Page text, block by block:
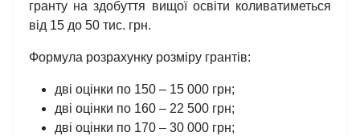
гранту на здобуття вищої освіти коливатиметься
від 15 до 50 тис. грн.
Формула розрахунку розміру грантів:
дві оцінки по 150 – 15 000 грн;
дві оцінки по 160 – 22 500 грн;
дві оцінки по 170 – 30 000 грн;